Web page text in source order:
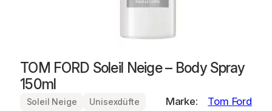
TOM FORD Soleil Neige – Body Spray
150ml
Soleil Neige Unisexdüfte Marke:
Tom Ford